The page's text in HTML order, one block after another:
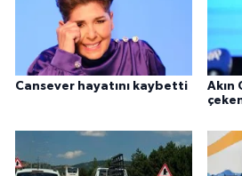
Cansever hayatını kaybetti